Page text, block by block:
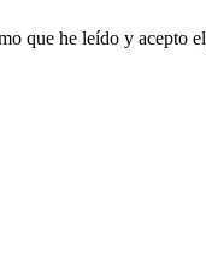
que he leído y acepto el